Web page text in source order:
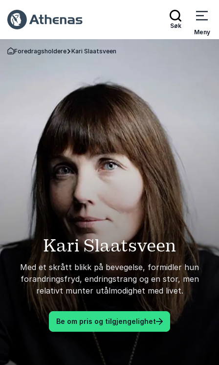
Søk
Meny
Gå tilbake til startsiden
Foredragsholdere Kari Slaatsveen
Kari Slaatsveen
Med et skrått blikk på bevegelse, formidler hun
forandringsfryd, endringstrang og en stor, men
relativt munter utålmodighet med livet.
Be om pris og tilgjengelighet